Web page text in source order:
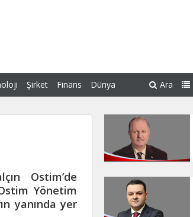
Şirket Finans Dünya Ara
Ostim’de
Yönetim
yanında yer